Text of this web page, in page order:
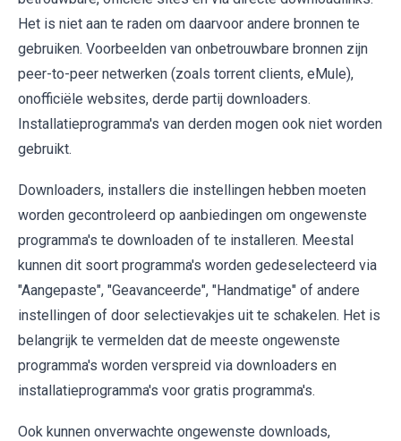
Het is niet aan te raden om daarvoor andere bronnen te
gebruiken. Voorbeelden van onbetrouwbare bronnen zijn
peer-to-peer netwerken (zoals torrent clients, eMule),
onofficiële websites, derde partij downloaders.
Installatieprogramma's van derden mogen ook niet worden
gebruikt.
Downloaders, installers die instellingen hebben moeten
worden gecontroleerd op aanbiedingen om ongewenste
programma's te downloaden of te installeren. Meestal
kunnen dit soort programma's worden gedeselecteerd via
"Aangepaste", "Geavanceerde", "Handmatige" of andere
instellingen of door selectievakjes uit te schakelen. Het is
belangrijk te vermelden dat de meeste ongewenste
programma's worden verspreid via downloaders en
installatieprogramma's voor gratis programma's.
Ook kunnen onverwachte ongewenste downloads,